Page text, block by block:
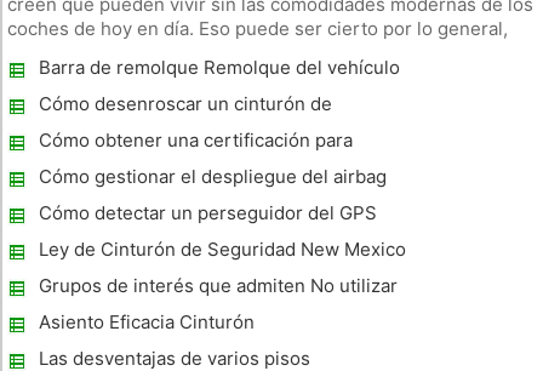
coches de hoy en día. Eso puede ser cierto por lo general,
ellos en el caso de un accidente no puede ser posible. El sitio
Barra de remolque Remolque del vehículo
Información
Cómo desenroscar un cinturón de
seguridad
Cómo obtener una certificación para
materiales peligrosos en un B CDL Class en
Indiana
Cómo gestionar el despliegue del airbag
Cómo detectar un perseguidor del GPS
conectado a su coche
Ley de Cinturón de Seguridad New Mexico
Grupos de interés que admiten No utilizar
durante la conducción Electrónica
Asiento Eficacia Cinturón
Las desventajas de varios pisos